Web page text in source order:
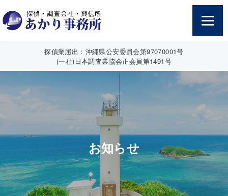
探偵業届出：沖縄県公安委員会第97070001号
(一社)日本調査業協会正会員第1491号
お知らせ